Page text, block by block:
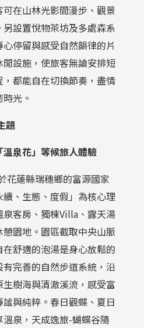
在山林光影間漫步、觀景
設置悅物茶坊及多處森系
停留與感受自然韻律的片
設施，使旅客無論安排短
都能自在切換節奏，盡情
光。
題
泉花」等候旅人體驗
花蓮縣瑞穗鄉的富源國家
、生態、度假」為核心理
客房、獨棟Villa、露天湯
園地。園區截取中央山脈
舒適的泡湯是身心放鬆的
完善的自然步道系統，沿
樹海與清澈溪流，感受富
與純粹。春日觀蝶、夏日
泉，天成逸旅-蝴蝶谷隨